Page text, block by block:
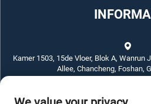
Kamer 1503, 15de Vloer, Blok A, Wanrun
Allee, Chancheng, Foshan,
+86-757-